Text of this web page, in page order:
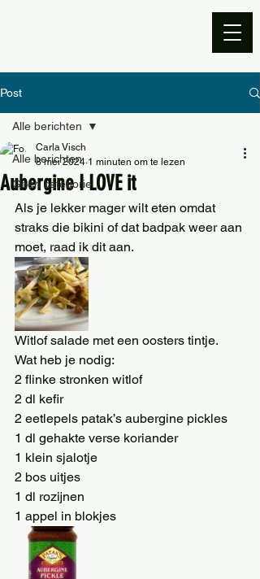
Post
Alle berichten
Geen categorie
Alle berichten
Aubergine I LOVE it
Carla Visch
8 mei 2024 1 minuten om te lezen
Als je lekker mager wilt eten omdat
straks die bikini of dat badpak weer aan
moet, raad ik dit aan.
Witlof salade met een oosters tintje.
Wat heb je nodig:
2 flinke stronken witlof
2 dl kefir
2 eetlepels patak’s aubergine pickles
1 dl gehakte verse koriander
1 klein sjalotje
2 bos uitjes
1 dl rozijnen
1 appel in blokjes